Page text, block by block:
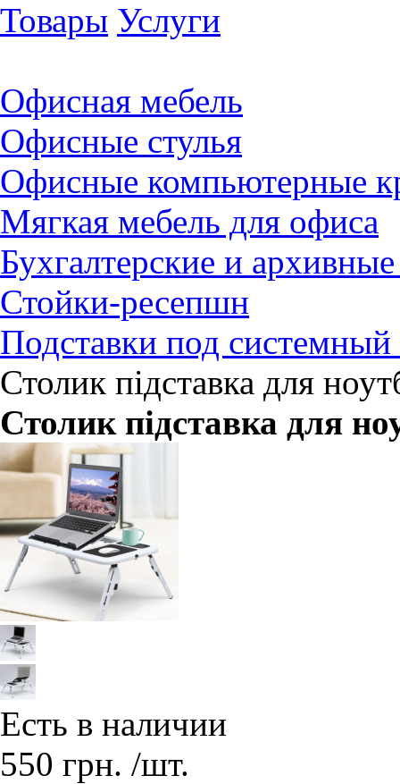
Товары Услуги
Офисная мебель
Офисные стулья
Офисные компьютерные
Мягкая мебель для офиса
Бухгалтерские и
Стойки-ресепшн
Подставки под системный
Столик підставка для
Столик підставка для
Есть в наличии
550 грн. /шт.